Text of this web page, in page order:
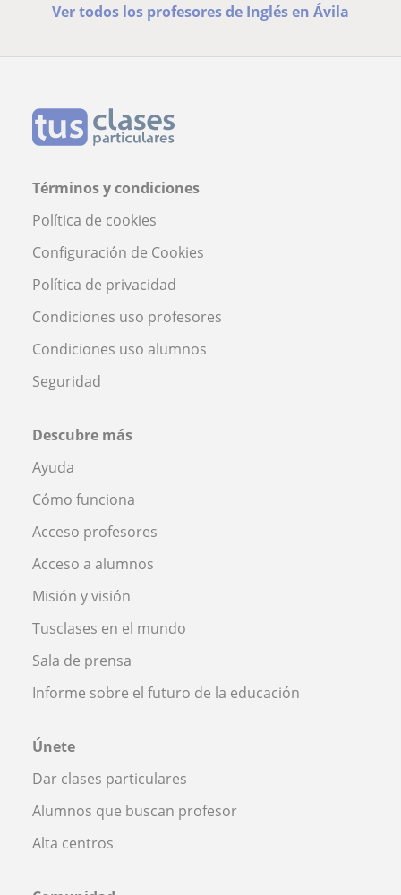
Ver todos los profesores de Inglés en Ávila
Términos y condiciones
Política de cookies
Configuración de Cookies
Política de privacidad
Condiciones uso profesores
Condiciones uso alumnos
Seguridad
Descubre más
Ayuda
Cómo funciona
Acceso profesores
Acceso a alumnos
Misión y visión
Tusclases en el mundo
Sala de prensa
Informe sobre el futuro de la educación
Únete
Dar clases particulares
Alumnos que buscan profesor
Alta centros